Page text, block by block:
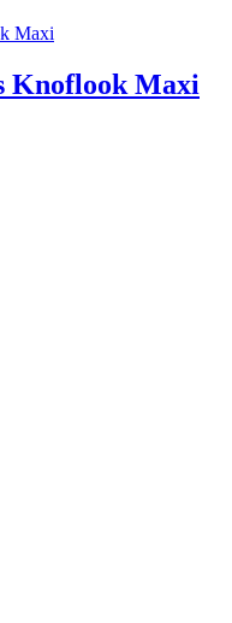
Knoflook Maxi